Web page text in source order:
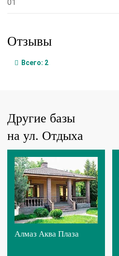
Отзывы
Всего: 2
Другие базы
на ул. Отдыха
Алмаз Аква Плаза